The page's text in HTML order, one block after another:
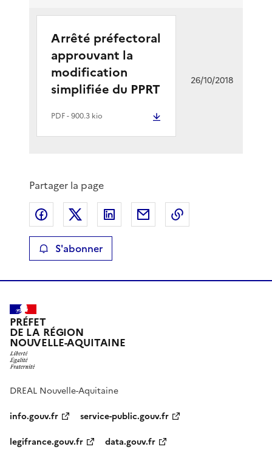
Arrêté préfectoral
approuvant la
modification
simplifiée du PPRT
PDF- 900.3 kio
26/10/2018
Partager la page
Partager sur Facebook
Partager sur XPartager sur LinkedIn
Partager par email
S'abonner
PRÉFET
DE LA RÉGION
NOUVELLE-AQUITAINE
DREAL Nouvelle-Aquitaine
info.gouv.fr
service-public.gouv.fr
legifrance.gouv.fr
data.gouv.fr